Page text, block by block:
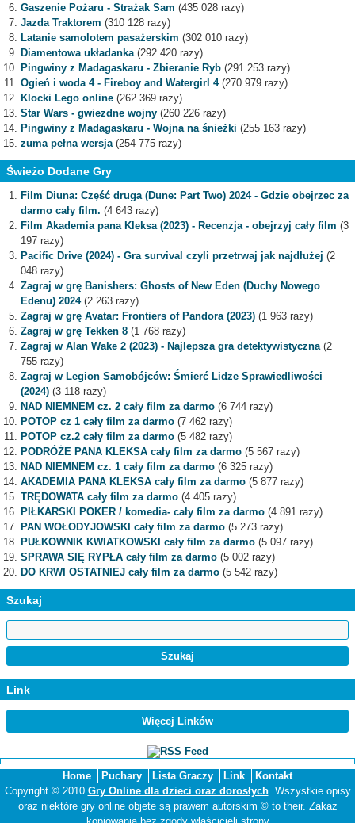
Gaszenie Pożaru - Strażak Sam (435 028 razy)
Jazda Traktorem (310 128 razy)
Latanie samolotem pasażerskim (302 010 razy)
Diamentowa układanka(292 420 razy)
Pingwiny z Madagaskaru - Zbieranie Ryb (291 253 razy)
Ogień i woda 4 - Fireboy and Watergirl 4(270 979 razy)
Klocki Lego online (262 369 razy)
Star Wars - gwiezdne wojny (260 226 razy)
Pingwiny z Madagaskaru - Wojna na śnieżki (255 163 razy)
zuma pełna wersja(254 775 razy)
Świeżo Dodane Gry
Film Diuna: Część druga (Dune: Part Two) 2024 - Gdzie obejrzec za
darmo cały film. (4 643 razy)
Film Akademia pana Kleksa (2023) - Recenzja - obejrzyj cały film (3
197 razy)
Pacific Drive (2024) - Gra survival czyli przetrwaj jak najdłużej (2
048 razy)
Zagraj w grę Banishers: Ghosts of New Eden (Duchy Nowego
Edenu) 2024(2 263 razy)
Zagraj w grę Avatar: Frontiers of Pandora (2023) (1 963 razy)
Zagraj w grę Tekken 8 (1 768 razy)
Zagraj w Alan Wake 2 (2023) - Najlepsza gra detektywistyczna(2
755 razy)
Zagraj w Legion Samobójców: Śmierć Lidze Sprawiedliwości
(2024) (3 118 razy)
NAD NIEMNEM cz. 2 cały film za darmo (6 744 razy)
POTOP cz 1 cały film za darmo (7 462 razy)
POTOP cz.2 cały film za darmo (5 482 razy)
PODRÓŻE PANA KLEKSA cały film za darmo (5 567 razy)
NAD NIEMNEM cz. 1 cały film za darmo (6 325 razy)
AKADEMIA PANA KLEKSA cały film za darmo (5 877 razy)
TRĘDOWATA cały film za darmo (4 405 razy)
PIŁKARSKI POKER / komedia- cały film za darmo (4 891 razy)
PAN WOŁODYJOWSKI cały film za darmo (5 273 razy)
PUŁKOWNIK KWIATKOWSKI cały film za darmo (5 097 razy)
SPRAWA SIĘ RYPŁA cały film za darmo (5 002 razy)
DO KRWI OSTATNIEJ cały film za darmo (5 542 razy)
Szukaj
Link
Więcej Linków
Home Puchary Lista Graczy Link
Kontakt
Copyright © 2010 Gry Online dla dzieci oraz dorosłych. Wszystkie opisy
oraz niektóre gry online objete są prawem autorskim © to their. Zakaz